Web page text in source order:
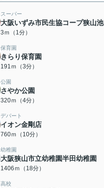
スーパー
大阪いずみ市民生協コープ狭山池
3ｍ（1分）
保育園
きらり保育園
191ｍ（3分）
公園
さやか公園
320ｍ（4分）
デパート
イオン金剛店
760ｍ（10分）
幼稚園
大阪狭山市立幼稚園半田幼稚園
1406ｍ（18分）
高校